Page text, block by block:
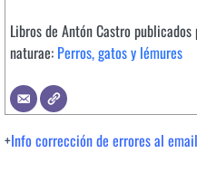
Libros de Antón Castro publicados
naturae: Perros, gatos y lémures
+Info corrección de errores al